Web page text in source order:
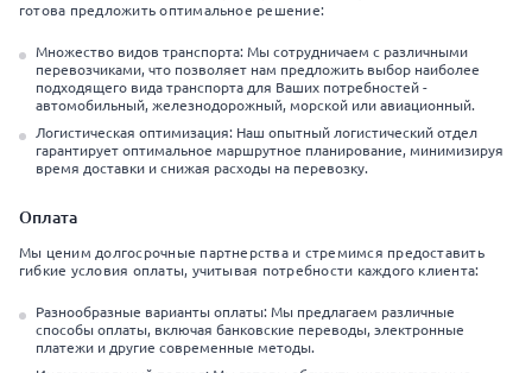
готова предложить оптимальное решение:
Множество видов транспорта: Мы сотрудничаем с различными
перевозчиками, что позволяет нам предложить выбор наиболее
подходящего вида транспорта для Ваших потребностей -
автомобильный, железнодорожный, морской или авиационный.
Логистическая оптимизация: Наш опытный логистический отдел
гарантирует оптимальное маршрутное планирование, минимизируя
время доставки и снижая расходы на перевозку.
Оплата
Мы ценим долгосрочные партнерства и стремимся предоставить
гибкие условия оплаты, учитывая потребности каждого клиента:
Разнообразные варианты оплаты: Мы предлагаем различные
способы оплаты, включая банковские переводы, электронные
платежи и другие современные методы.